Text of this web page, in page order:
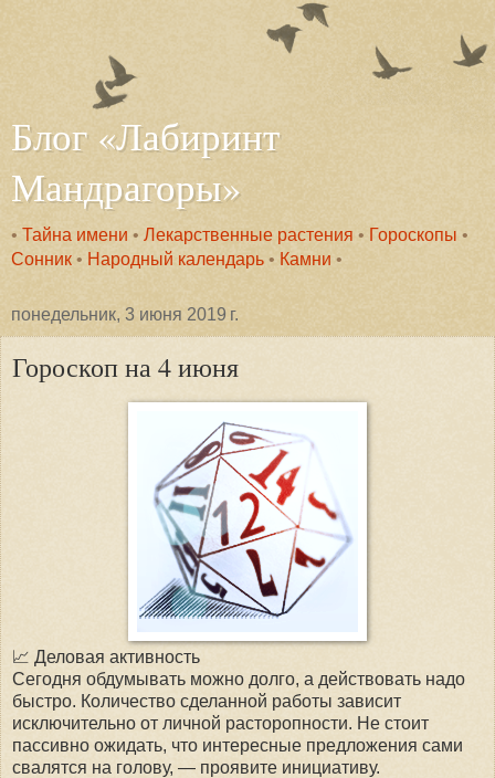
Блог «Лабиринт
Мандрагоры»
• Тайна имени • Лекарственные растения • Гороскопы •
Сонник • Народный календарь • Камни •
понедельник, 3 июня 2019 г.
Гороскоп на 4 июня
📈 Деловая активность
Сегодня обдумывать можно долго, а действовать надо
быстро. Количество сделанной работы зависит
исключительно от личной расторопности. Не стоит
пассивно ожидать, что интересные предложения сами
свалятся на голову, — проявите инициативу.